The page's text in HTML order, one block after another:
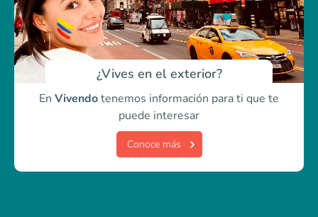
¿Vives en el exterior?
En Vivendotenemos información para ti que te
puede interesar
Conoce más